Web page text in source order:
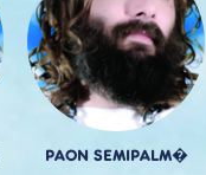
PAON SEMIPALM�